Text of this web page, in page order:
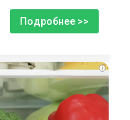
Подробнее >>
i